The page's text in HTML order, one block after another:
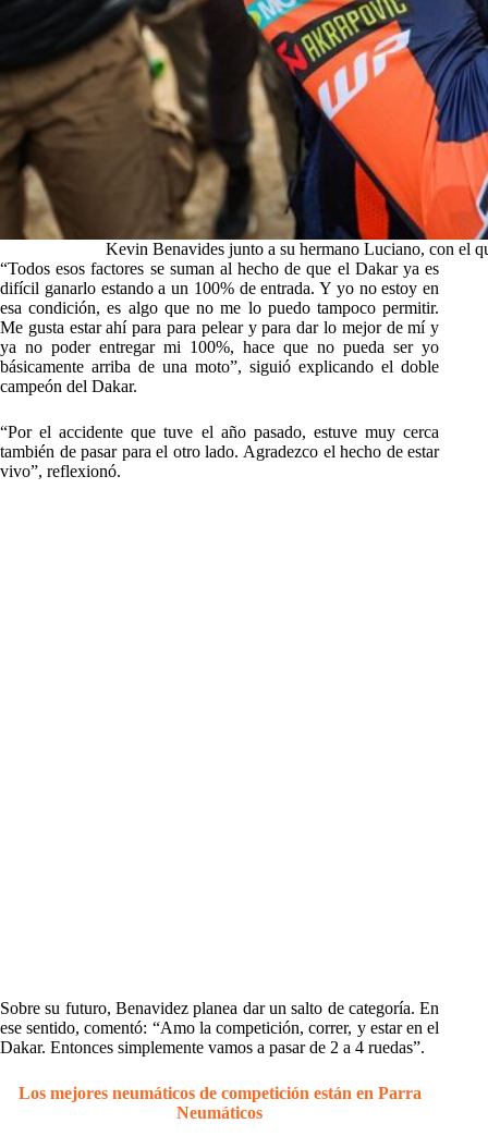
Kevin Benavides junto a su hermano Luciano, con el
“Todos esos factores se suman al hecho de que el Dakar ya es
difícil ganarlo estando a un 100% de entrada. Y yo no estoy en
esa condición, es algo que no me lo puedo tampoco permitir.
Me gusta estar ahí para para pelear y para dar lo mejor de mí y
ya no poder entregar mi 100%, hace que no pueda ser yo
básicamente arriba de una moto”, siguió explicando el doble
campeón del Dakar.
“Por el accidente que tuve el año pasado, estuve muy cerca
también de pasar para el otro lado. Agradezco el hecho de estar
vivo”, reflexionó.
Sobre su futuro, Benavidez planea dar un salto de categoría. En
ese sentido, comentó: “Amo la competición, correr, y estar en el
Dakar. Entonces simplemente vamos a pasar de 2 a 4 ruedas”.
Los mejores neumáticos de competición están en Parra
Neumáticos